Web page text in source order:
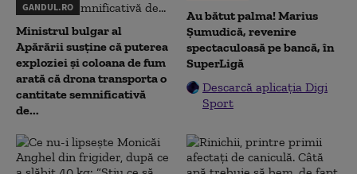
GANDUL.RO
Ministrul bulgar al
Apărării susține că puterea
exploziei și coloana de fum
arată că drona transporta o
cantitate semnificativă
de...
Au bătut palma! Marius
Șumudică, revenire
spectaculoasă pe bancă, în
SuperLigă
Descarcă aplicația Digi
Sport